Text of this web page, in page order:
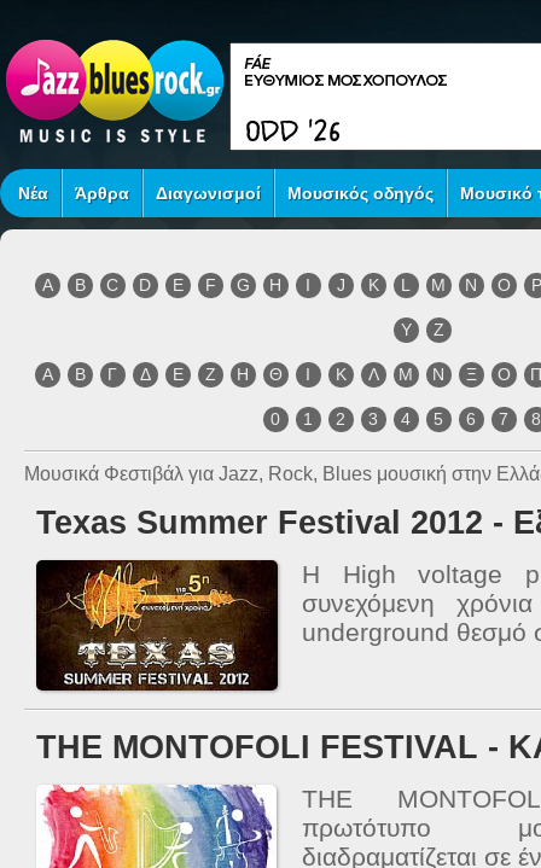
Νέα Άρθρα Διαγωνισμοί Μουσικός οδηγός Μουσικό
A B C D E F G H I J K L M N O P
Y Z
Α Β Γ Δ Ε Ζ Η Θ Ι Κ Λ Μ Ν Ξ Ο
0 1 2 3 4 5 6 7 8
Μουσικά Φεστιβάλ για Jazz, Rock, Blues μουσική στην
Texas Summer Festival 2012 -
Η High voltage
συνεχόμενη
underground θεσμό
THE MONTOFOLI FESTIVAL -
THE
πρωτότυπο
διαδραματίζεται σε